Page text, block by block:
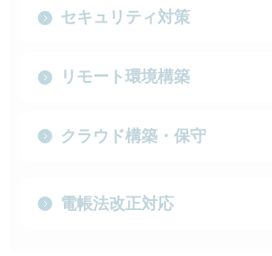
セキュリティ対策
リモート環境構築
クラウド構築・保守
電帳法改正対応